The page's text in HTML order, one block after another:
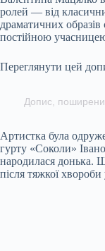
ролей — від
драматичних образів
постійною
Переглянути цей
Допис,
Артистка була
гурту «Соколи»
народилася донька.
після тяжкої хвороби